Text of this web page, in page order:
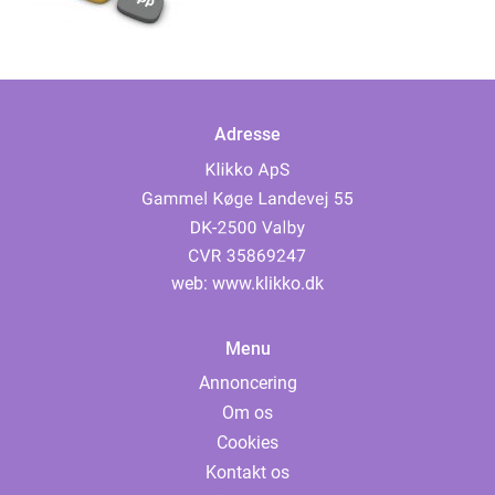
Adresse
web: www.klikko.dk
Menu
Annoncering
Om os
Cookies
Kontakt os